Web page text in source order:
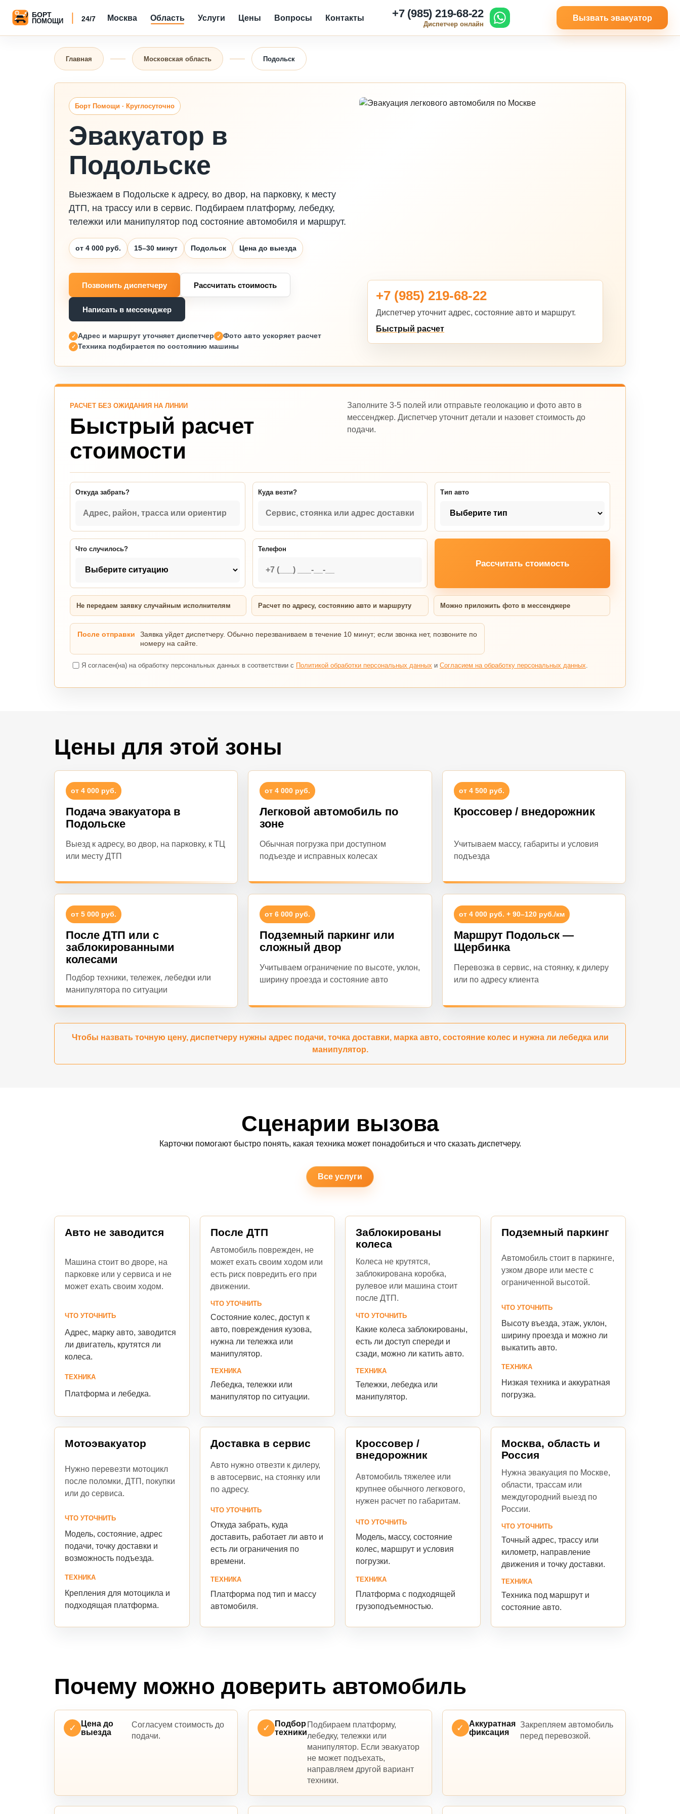
Москва Область Услуги Цены Вопросы Контакты +7 (985) 219-68-22
Диспетчер онлайн
Вызвать эвакуатор
Главная Московская область Подольск
Борт Помощи · Круглосуточно
Эвакуатор в
Подольске
Выезжаем в Подольске к адресу, во двор, на парковку, к месту
ДТП, на трассу или в сервис. Подбираем платформу, лебедку,
тележки или манипулятор под состояние автомобиля и маршрут.
от 4 000 руб. 15–30 минут Подольск Цена до выезда
Позвонить диспетчеру Рассчитать стоимость
Написать в мессенджер
Адрес и маршрут уточняет диспетчер
Фото авто ускоряет расчет
Техника подбирается по состоянию машины
+7 (985) 219-68-22
Диспетчер уточнит адрес, состояние авто и маршрут.
Быстрый расчет
РАСЧЕТ БЕЗ ОЖИДАНИЯ НА ЛИНИИ
Быстрый расчет
стоимости
Заполните 3-5 полей или отправьте геолокацию и фото авто в
мессенджер. Диспетчер уточнит детали и назовет стоимость до
подачи.
Откуда забрать? Куда везти? Тип авто
Что случилось? Телефон
Рассчитать стоимость
Не передаем заявку случайным исполнителям Расчет по адресу, состоянию авто и маршруту Можно приложить фото в мессенджере
После отправки
Заявка уйдет диспетчеру. Обычно перезваниваем в течение 10 минут; если звонка нет, позвоните по
номеру на сайте.
Я согласен(на) на обработку персональных данных в соответствии с Политикой обработки персональных данных и Согласием на обработку персональных данных.
Цены для этой зоны
от 4 000 руб.
Подача эвакуатора в
Подольске
Выезд к адресу, во двор, на парковку, к ТЦ
или месту ДТП
от 4 000 руб.
Легковой автомобиль по
зоне
Обычная погрузка при доступном
подъезде и исправных колесах
от 4 500 руб.
Кроссовер / внедорожник
Учитываем массу, габариты и условия
подъезда
от 5 000 руб.
После ДТП или с
заблокированными
колесами
Подбор техники, тележек, лебедки или
манипулятора по ситуации
от 6 000 руб.
Подземный паркинг или
сложный двор
Учитываем ограничение по высоте, уклон,
ширину проезда и состояние авто
от 4 000 руб. + 90–120 руб./км
Маршрут Подольск —
Щербинка
Перевозка в сервис, на стоянку, к дилеру
или по адресу клиента
Чтобы назвать точную цену, диспетчеру нужны адрес подачи, точка доставки, марка авто, состояние колес и нужна ли лебедка или
манипулятор.
Сценарии вызова
Карточки помогают быстро понять, какая техника может понадобиться и что сказать диспетчеру.
Все услуги
Авто не заводится
Машина стоит во дворе, на
парковке или у сервиса и не
может ехать своим ходом.
ЧТО УТОЧНИТЬ
Адрес, марку авто, заводится
ли двигатель, крутятся ли
колеса.
ТЕХНИКА
Платформа и лебедка.
После ДТП
Автомобиль поврежден, не
может ехать своим ходом или
есть риск повредить его при
движении.
ЧТО УТОЧНИТЬ
Состояние колес, доступ к
авто, повреждения кузова,
нужна ли тележка или
манипулятор.
ТЕХНИКА
Лебедка, тележки или
манипулятор по ситуации.
Заблокированы
колеса
Колеса не крутятся,
заблокирована коробка,
рулевое или машина стоит
после ДТП.
ЧТО УТОЧНИТЬ
Какие колеса заблокированы,
есть ли доступ спереди и
сзади, можно ли катить авто.
ТЕХНИКА
Тележки, лебедка или
манипулятор.
Подземный паркинг
Автомобиль стоит в паркинге,
узком дворе или месте с
ограниченной высотой.
ЧТО УТОЧНИТЬ
Высоту въезда, этаж, уклон,
ширину проезда и можно ли
выкатить авто.
ТЕХНИКА
Низкая техника и аккуратная
погрузка.
Мотоэвакуатор
Нужно перевезти мотоцикл
после поломки, ДТП, покупки
или до сервиса.
ЧТО УТОЧНИТЬ
Модель, состояние, адрес
подачи, точку доставки и
возможность подъезда.
ТЕХНИКА
Крепления для мотоцикла и
подходящая платформа.
Доставка в сервис
Авто нужно отвезти к дилеру,
в автосервис, на стоянку или
по адресу.
ЧТО УТОЧНИТЬ
Откуда забрать, куда
доставить, работает ли авто и
есть ли ограничения по
времени.
ТЕХНИКА
Платформа под тип и массу
автомобиля.
Кроссовер /
внедорожник
Автомобиль тяжелее или
крупнее обычного легкового,
нужен расчет по габаритам.
ЧТО УТОЧНИТЬ
Модель, массу, состояние
колес, маршрут и условия
погрузки.
ТЕХНИКА
Платформа с подходящей
грузоподъемностью.
Москва, область и
Россия
Нужна эвакуация по Москве,
области, трассам или
междугородний выезд по
России.
ЧТО УТОЧНИТЬ
Точный адрес, трассу или
километр, направление
движения и точку доставки.
ТЕХНИКА
Техника под маршрут и
состояние авто.
Почему можно доверить автомобиль
✓
Цена до
выезда
Согласуем стоимость до
подачи.
✓
Подбор
техники
Подбираем платформу,
лебедку, тележки или
манипулятор. Если эвакуатор
не может подъехать,
направляем другой вариант
техники.
✓
Аккуратная
фиксация
Закрепляем автомобиль
перед перевозкой.